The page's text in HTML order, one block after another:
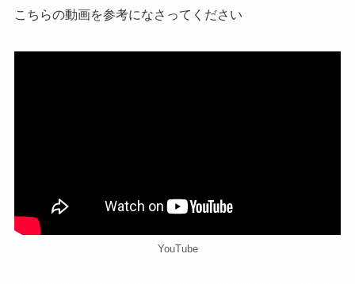
こちらの動画を参考になさってください
YouTube